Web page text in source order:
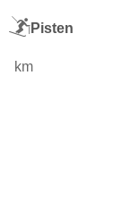
Pisten
km